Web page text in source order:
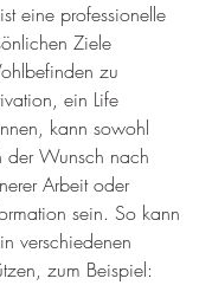
eine professionelle
Ziele
zu
ein Life
kann sowohl
der Wunsch nach
Arbeit oder
sein. So kann
verschiedenen
zum Beispiel: